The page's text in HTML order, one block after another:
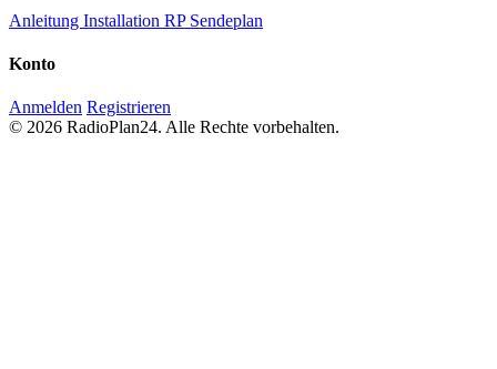
Anleitung Installation RP Sendeplan
Konto
Anmelden Registrieren
© 2026 RadioPlan24. Alle Rechte vorbehalten.